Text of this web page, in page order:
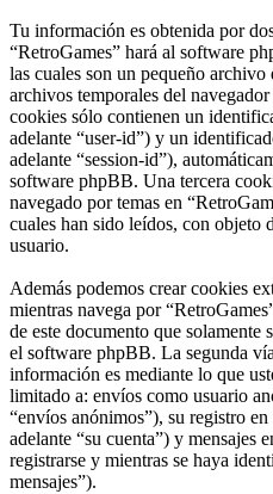
Tu información es obtenida por
“RetroGames” hará al software
las cuales son un pequeño archivo
archivos temporales del
cookies sólo contienen un
adelante “user-id”) y un
adelante “session-id”),
software phpBB. Una tercera
navegado por temas en
cuales han sido leídos, con objeto
usuario.
Además podemos crear cookies
mientras navega por
de este documento que solamente
el software phpBB. La segunda
información es mediante lo que
limitado a: envíos como usuario
“envíos anónimos”), su registro
adelante “su cuenta”) y mensajes
registrarse y mientras se haya
mensajes”).